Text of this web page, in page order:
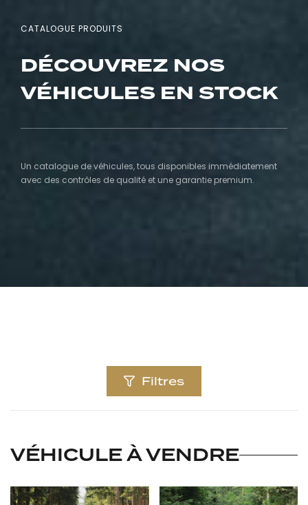
CATALOGUE PRODUITS
DÉCOUVREZ NOS
VÉHICULES EN STOCK
Un catalogue de véhicules, tous disponibles immédiatement
avec des contrôles de qualité et une garantie premium.
Filtres
VÉHICULE À VENDRE